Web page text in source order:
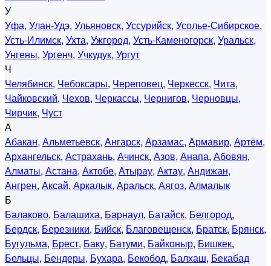
У
Уфа, Улан-Удэ, Ульяновск, Уссурийск, Усолье-Сибирское,
Усть-Илимск, Ухта, Ужгород, Усть-Каменогорск, Уральск,
Унгены, Ургенч, Учкудук, Ургут
Ч
Челябинск, Чебоксары, Череповец, Черкесск, Чита,
Чайковский, Чехов, Черкассы, Чернигов, Черновцы,
Чирчик, Чуст
А
Абакан, Альметьевск, Ангарск, Арзамас, Армавир, Артём,
Архангельск, Астрахань, Ачинск, Азов, Анапа, Абовян,
Алматы, Астана, Актобе, Атырау, Актау, Андижан,
Ангрен, Аксай, Аркалык, Аральск, Аягоз, Алмалык
Б
Балаково, Балашиха, Барнаул, Батайск, Белгород,
Бердск, Березники, Бийск, Благовещенск, Братск, Брянск,
Бугульма, Брест, Баку, Батуми, Байконыр, Бишкек,
Бельцы, Бендеры, Бухара, Бекобод, Балхаш, Бекабад